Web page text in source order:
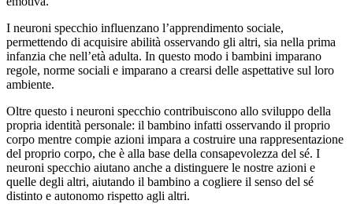
I neuroni specchio influenzano l’apprendimento sociale,
permettendo di acquisire abilità osservando gli altri, sia nella prima
infanzia che nell’età adulta. In questo modo i bambini imparano
regole, norme sociali e imparano a crearsi delle aspettative sul loro
ambiente.
Oltre questo i neuroni specchio contribuiscono allo sviluppo della
propria identità personale: il bambino infatti osservando il proprio
corpo mentre compie azioni impara a costruire una rappresentazione
del proprio corpo, che è alla base della consapevolezza del sé. I
neuroni specchio aiutano anche a distinguere le nostre azioni e
quelle degli altri, aiutando il bambino a cogliere il senso del sé
distinto e autonomo rispetto agli altri.